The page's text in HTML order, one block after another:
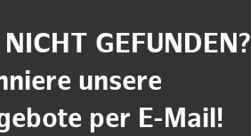
GEFUNDEN?
unsere
per E-Mail!